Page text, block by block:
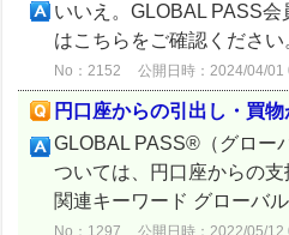
いいえ。GLOBAL PASS
はこちらをご確認ください
No：2152 公開日時：2024/04/01
円口座からの引出し・買
GLOBAL PASS®（グロー
ついては、円口座からの
関連キーワード グローバ
No：1297 公開日時：2022/05/12